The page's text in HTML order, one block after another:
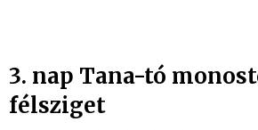
3. nap Tana-tó
félsziget